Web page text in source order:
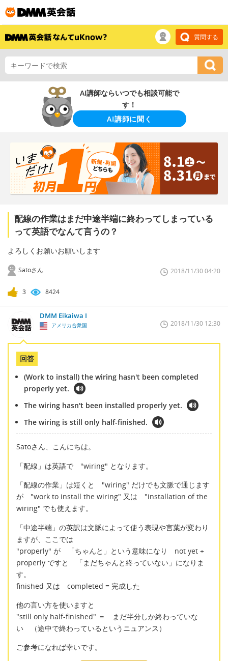
質問する
AI講師ならいつでも相談可能で
す！
AI講師に聞く
配線の作業はまだ中途半端に終わってしまっている
って英語でなんて言うの？
よろしくお願いお願いします
Satoさん 2018/11/30 04:20
3 8424
DMM Eikaiwa I
アメリカ合衆国 2018/11/30 12:30
回答
(Work to install) the wiring hasn't been completed
properly yet.
The wiring hasn't been installed properly yet.
The wiring is still only half-finished.
Satoさん、こんにちは。
「配線」は英語で "wiring" となります。
「配線の作業」は短くと "wiring" だけでも文脈で通じます
が "work to install the wiring" 又は "installation of the
wiring" でも使えます。
「中途半端」の英訳は文脈によって使う表現や言葉が変わり
ますが、ここでは
"properly" が 「ちゃんと」という意味になり not yet +
properly ですと 「まだちゃんと終っていない」になりま
す。
finished 又は completed = 完成した
他の言い方を使いますと
"still only half-finished" ＝ まだ半分しか終わっていな
い （途中で終わっているというニュアンス）
ご参考になれば幸いです。